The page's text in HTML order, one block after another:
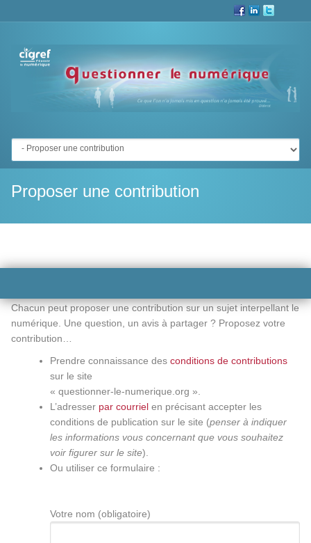
Aller à :
Proposer une contribution
Chacun peut proposer une contribution sur un sujet interpellant le
numérique. Une question, un avis à partager ? Proposez votre
contribution…
Prendre connaissance des conditions de contributions
sur le site
« questionner-le-numerique.org ».
L’adresser par courrielen précisant accepter les
conditions de publication sur le site (penser à indiquer
les informations vous concernant que vous souhaitez
voir figurer sur le site).
Ou utiliser ce formulaire :
Votre nom (obligatoire)